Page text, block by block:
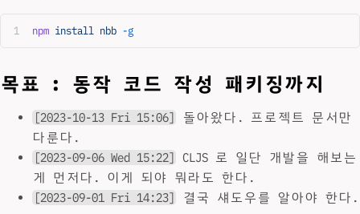
npm install nbb -g
목표 : 동작 코드 작성 패키징까지
[2023-10-13 Fri 15:06]
돌아왔다. 프로젝트 문서만
다룬다.
[2023-09-06 Wed 15:22]
CLJS 로 일단 개발을 해보는
게 먼저다. 이게 되야 뭐라도 한다.
[2023-09-01 Fri 14:23]
결국 섀도우를 알아야 한다.